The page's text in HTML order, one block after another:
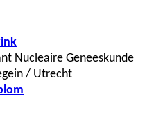
Nucleaire Geneeskunde
/ Utrecht